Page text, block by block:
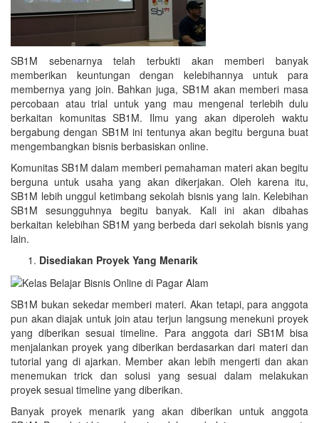
SB1M sebenarnya telah terbukti akan memberi banyak
memberikan keuntungan dengan kelebihannya untuk para
membernya yang join. Bahkan juga, SB1M akan memberi masa
percobaan atau trial untuk yang mau mengenal terlebih dulu
berkaitan komunitas SB1M. Ilmu yang akan diperoleh waktu
bergabung dengan SB1M ini tentunya akan begitu berguna buat
mengembangkan bisnis berbasiskan online.
Komunitas SB1M dalam memberi pemahaman materi akan begitu
berguna untuk usaha yang akan dikerjakan. Oleh karena itu,
SB1M lebih unggul ketimbang sekolah bisnis yang lain. Kelebihan
SB1M sesungguhnya begitu banyak. Kali ini akan dibahas
berkaitan kelebihan SB1M yang berbeda dari sekolah bisnis yang
lain.
Disediakan Proyek Yang Menarik
SB1M bukan sekedar memberi materi. Akan tetapi, para anggota
pun akan diajak untuk join atau terjun langsung menekuni proyek
yang diberikan sesuai timeline. Para anggota dari SB1M bisa
menjalankan proyek yang diberikan berdasarkan dari materi dan
tutorial yang di ajarkan. Member akan lebih mengerti dan akan
menemukan trick dan solusi yang sesuai dalam melakukan
proyek sesuai timeline yang diberikan.
Banyak proyek menarik yang akan diberikan untuk anggota